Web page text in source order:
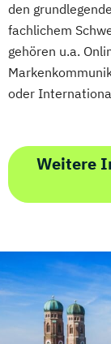
den
fachlichem
gehören u.a.
oder
Weitere